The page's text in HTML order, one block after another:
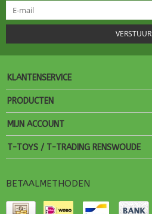
VERSTUUR
KLANTENSERVICE
PRODUCTEN
MIJN ACCOUNT
T-TOYS / T-TRADING RENSWOUDE
BETAALMETHODEN